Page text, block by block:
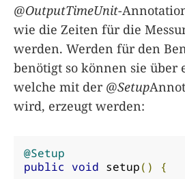
@OutputTimeUnit-
wie die Zeiten für die
werden. Werden für den
benötigt so können sie über
welche mit der @Setup
wird, erzeugt werden:
@Setup
public void setup()
{